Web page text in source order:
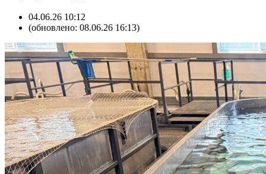
04.06.26 10:12
(обновлено: 08.06.26 16:13)